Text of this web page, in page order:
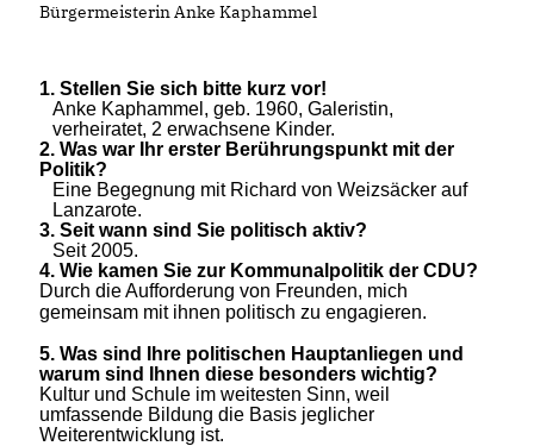
Bürgermeisterin Anke Kaphammel
1. Stellen Sie sich bitte kurz vor!
Anke Kaphammel, geb. 1960, Galeristin,
verheiratet, 2 erwachsene Kinder.
2. Was war Ihr erster Berührungspunkt mit der
Politik?
Eine Begegnung mit Richard von Weizsäcker auf
Lanzarote.
3. Seit wann sind Sie politisch aktiv?
Seit 2005.
4. Wie kamen Sie zur Kommunalpolitik der CDU?
Durch die Aufforderung von Freunden, mich
gemeinsam mit ihnen politisch zu engagieren.
5. Was sind Ihre politischen Hauptanliegen und
warum sind Ihnen diese besonders wichtig?
Kultur und Schule im weitesten Sinn, weil
umfassende Bildung die Basis jeglicher
Weiterentwicklung ist.